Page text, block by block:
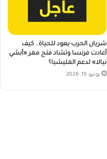
شريان الحرب يعود للحياة.. كيف
أعادت فرنسا وتشاد فتح ممر «أبشي
نيالا» لدعم المليشيا؟
يونيو 19, 2026